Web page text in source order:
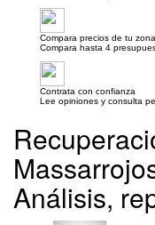
Compara precios de tu zona
Compara hasta 4
Contrata con confianza
Lee opiniones y consulta
Análisis,